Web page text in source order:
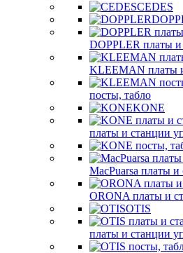
CEDES
DOPPLER платы
KLEEMAN платы
посты, табло
KONE
платы и станции
MacPuarsa платы
ORONA платы и
OTIS
платы и станции